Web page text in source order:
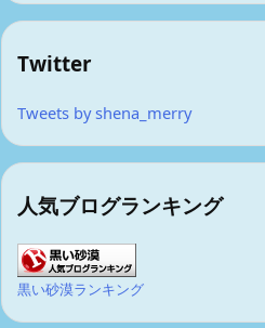
Twitter
Tweets by shena_merry
人気ブログランキング
黒い砂漠ランキング